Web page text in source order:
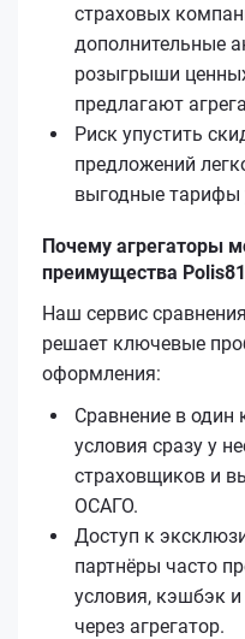
страховых
дополнительные
розыгрыши
предлагают
Риск упустить
предложений
выгодные тарифы
Почему агрегаторы
преимущества
Наш сервис
решает ключевые
оформления:
Сравнение в один
условия сразу у
страховщиков и
ОСАГО.
Доступ к
партнёры часто
условия, кэшбэк
через агрегатор.